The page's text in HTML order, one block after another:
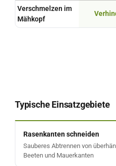
Verschmelzen im
Mähkopf
Typische Einsatzgebiete
Rasenkanten schneiden
Sauberes Abtrennen von
Beeten und Mauerkanten